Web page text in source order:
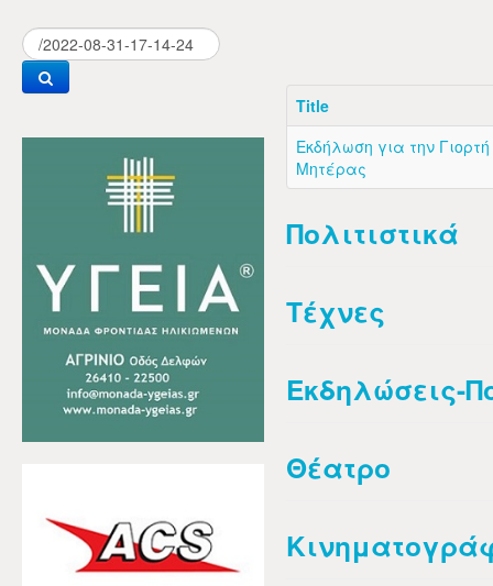
Title
Εκδήλωση για την Γιορτή
Μητέρας
Πολιτιστικά
Τέχνες
Εκδηλώσεις-
Θέατρο